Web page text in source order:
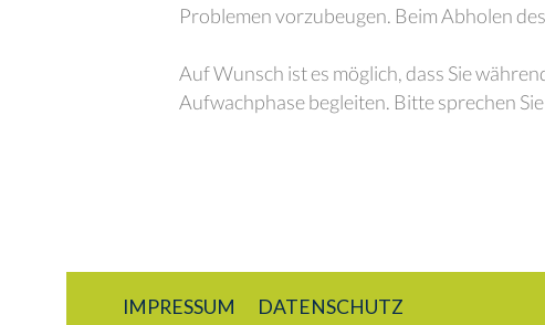
Problemen vorzubeugen. Beim Abholen
Auf Wunsch ist es möglich, dass Sie
Aufwachphase begleiten. Bitte sprechen
IMPRESSUM DATENSCHUTZ